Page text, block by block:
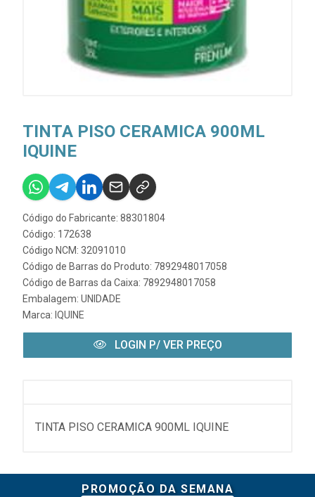
TINTA PISO CERAMICA 900ML
IQUINE
Código do Fabricante: 88301804
Código: 172638
Código NCM: 32091010
Código de Barras do Produto: 7892948017058
Código de Barras da Caixa: 7892948017058
Embalagem: UNIDADE
Marca: IQUINE
LOGIN P/ VER PREÇO
TINTA PISO CERAMICA 900ML IQUINE
PROMOÇÃO DA SEMANA